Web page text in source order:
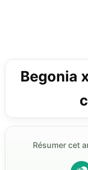
Begonia
Résumer cet